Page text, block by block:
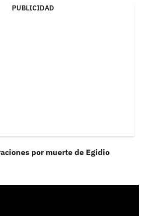
PUBLICIDAD
por muerte de Egidio